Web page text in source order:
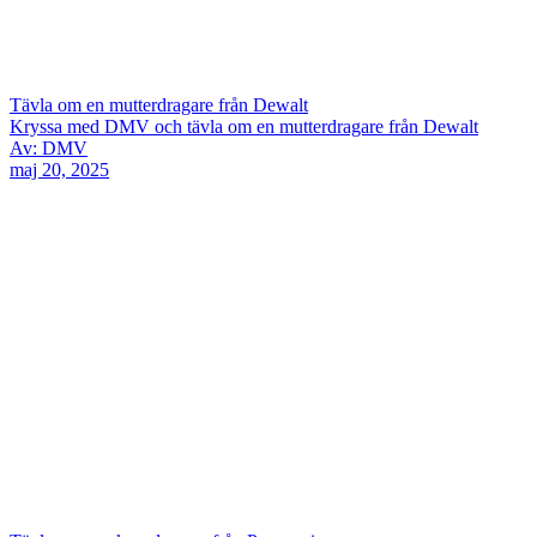
Tävla om en mutterdragare från Dewalt
Kryssa med DMV och tävla om en mutterdragare från Dewalt
Av: DMV
maj 20, 2025